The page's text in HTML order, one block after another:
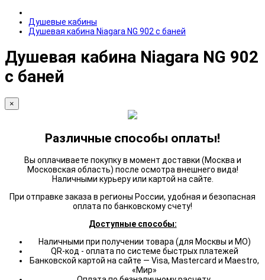
Душевые кабины
Душевая кабина Niagara NG 902 с баней
Душевая кабина Niagara NG 902
с баней
×
Различные способы оплаты!
Вы оплачиваете покупку в момент доставки (Москва и
Московская область) после осмотра внешнего вида!
Наличными курьеру или картой на сайте.
При отправке заказа в регионы России, удобная и безопасная
оплата по банковскому счету!
Доступные способы:
Наличными при получении товара (для Москвы и МО)
QR-код - оплата по системе быстрых платежей
Банковской картой на сайте — Visa, Mastercard и Maestro,
«Мир»